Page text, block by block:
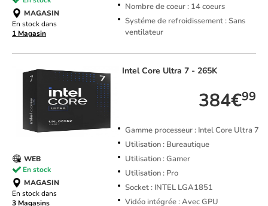
Nombre de coeur : 14 coeurs
Systéme de refroidissement : Sans
ventilateur
MAGASIN
En stock dans
1 Magasin
IntelCore Ultra 7 - 265K
384€99
Gamme processeur : Intel Core Ultra 7
Utilisation : Bureautique
Utilisation : Gamer
Utilisation : Pro
Socket : INTEL LGA1851
Vidéo intégrée : Avec GPU
WEB
En stock
MAGASIN
En stock dans
3 Magasins